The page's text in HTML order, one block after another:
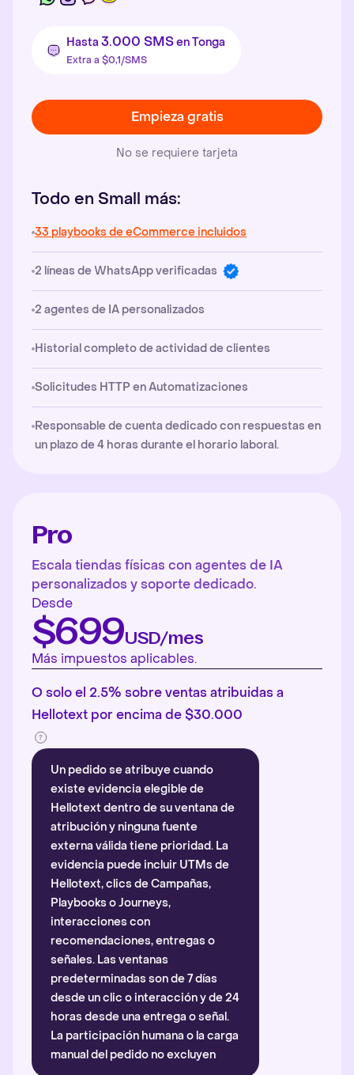
Hasta 3.000 SMSen Tonga
Extra a $0,1/SMS
Empieza gratis
No se requiere tarjeta
Todo en Small más:
33 playbooks de eCommerce incluidos
2 líneas de WhatsApp verificadas
2 agentes de IA personalizados
Historial completo de actividad de clientes
Solicitudes HTTP en Automatizaciones
Responsable de cuenta dedicado con respuestas en
un plazo de 4 horas durante el horario laboral.
Pro
Escala tiendas físicas con agentes de IA
personalizados y soporte dedicado.
Desde
$699USD/mes
Más impuestos aplicables.
O solo el 2.5% sobre ventas atribuidas a
Hellotext por encima de $30.000
Un pedido se atribuye cuando
existe evidencia elegible de
Hellotext dentro de su ventana de
atribución y ninguna fuente
externa válida tiene prioridad. La
evidencia puede incluir UTMs de
Hellotext, clics de Campañas,
Playbooks o Journeys,
interacciones con
recomendaciones, entregas o
señales. Las ventanas
predeterminadas son de 7 días
desde un clic o interacción y de 24
horas desde una entrega o señal.
La participación humana o la carga
manual del pedido no excluyen